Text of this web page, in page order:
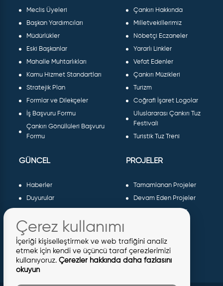
Meclis Üyeleri
Başkan Yardımcıları
Müdürlükler
Eski Başkanlar
Mahalle Muhtarlıkları
Kamu Hizmet Standartları
Stratejik Plan
Formlar ve Dilekçeler
İş Başvuru Formu
Çankırı Gönüllüleri Başvuru
Formu
Çankırı Hakkında
Milletvekillerimiz
Nöbetçi Eczaneler
Yararlı Linkler
Vefat Edenler
Çankırı Müzikleri
Turizm
Coğrafi İşaret Logolar
Uluslararası Çankırı Tuz
Festivali
Turistik Tuz Treni
GÜNCEL
Haberler
Duyurular
Galeri
Etkinlikler
Meclis Kararları
İhaleler
PROJELER
Tamamlanan Projeler
Devam Eden Projeler
Planlanan Projeler
Sosyal Projeler
Çerez kullanımı
İçeriği kişiselleştirmek ve web trafiğini analiz
etmek için kendi ve üçüncü taraf çerezlerimizi
kullanıyoruz. Çerezler hakkında daha fazlasını
okuyun